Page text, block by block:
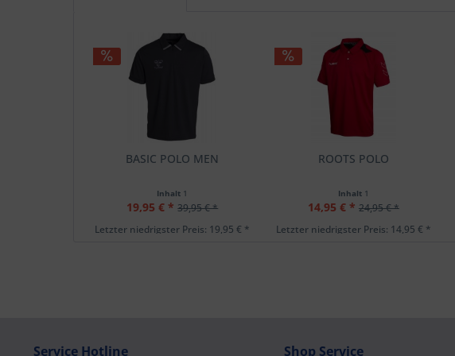
BASIC POLO MEN
Inhalt 1
19,95 € * 39,95 € *
Letzter niedrigster Preis: 19,95 € *
ROOTS POLO
Inhalt 1
14,95 € * 24,95 € *
Letzter niedrigster Preis: 14,95 € *
Service Hotline Shop Service